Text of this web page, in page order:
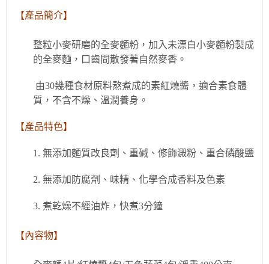
【產品簡介】
整粒小麥研磨的全麥麵粉，加入未漂白小麥麵粉製成
的全麥麵，口齒間散發著自然麥香。
由30幾種食材原料熬煮成的素紅燒醬，適合素食體
質，不含不燥、溫潤養身。
【產品特色】
1. 無添加麵質改良劑、重碱、修飾澱粉、重合磷酸鹽
2. 無添加防腐劑、味精、化學合成香料及色素
3. 煮乾燥不經油炸，快煮3分鐘
【內容物】